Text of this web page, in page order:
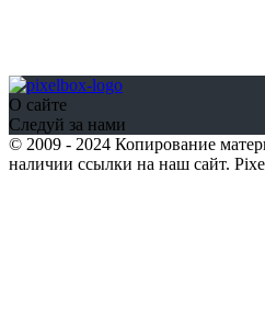
О сайте
Следуй за нами
© 2009 - 2024 Копирование
наличии ссылки на наш сайт.